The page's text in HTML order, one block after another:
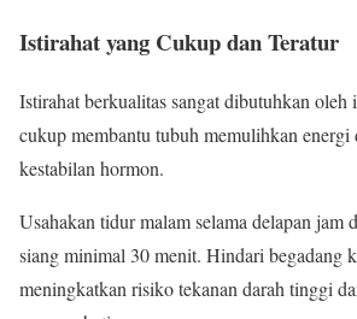
Istirahat yang Cukup dan Teratur
Istirahat berkualitas sangat dibutuhkan
cukup membantu tubuh memulihkan energi
kestabilan hormon.
Usahakan tidur malam selama delapan jam
siang minimal 30 menit. Hindari begadang
meningkatkan risiko tekanan darah tinggi